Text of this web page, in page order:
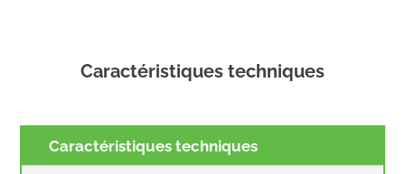
Caractéristiques techniques
Caractéristiques techniques